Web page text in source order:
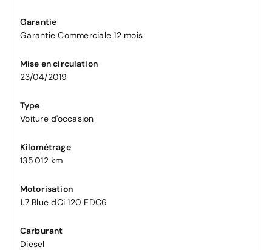
Garantie
Garantie Commerciale 12 mois
Mise en circulation
23/04/2019
Type
Voiture d'occasion
Kilométrage
135 012 km
Motorisation
1.7 Blue dCi 120 EDC6
Carburant
Diesel